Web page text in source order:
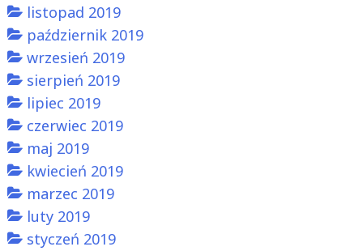
listopad 2019
październik 2019
wrzesień 2019
sierpień 2019
lipiec 2019
czerwiec 2019
maj 2019
kwiecień 2019
marzec 2019
luty 2019
styczeń 2019